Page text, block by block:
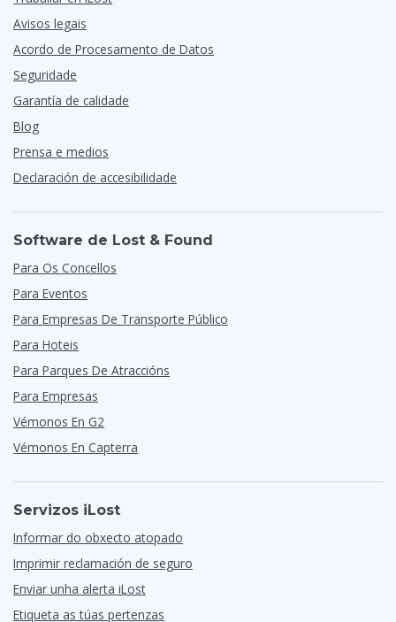
Avisos legais
Acordo de Procesamento de Datos
Seguridade
Garantía de calidade
Blog
Prensa e medios
Declaración de accesibilidade
Software de Lost & Found
Para Os Concellos
Para Eventos
Para Empresas De Transporte Público
Para Hoteis
Para Parques De Atraccións
Para Empresas
Vémonos En G2
Vémonos En Capterra
Servizos iLost
Informar do obxecto atopado
Imprimir reclamación de seguro
Enviar unha alerta iLost
Etiqueta as túas pertenzas